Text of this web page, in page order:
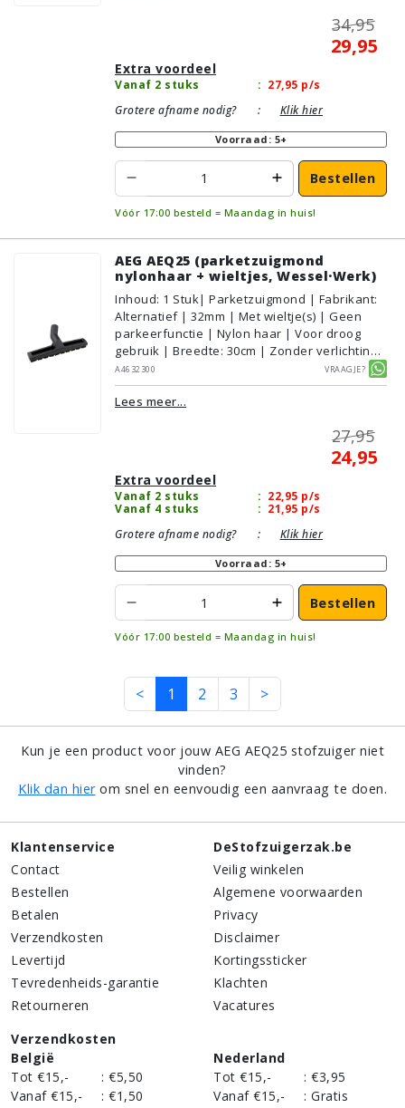
34,95
29,95
Extra voordeel
Vanaf 2 stuks : 27,95 p/s
Grotere afname nodig?
: Klik hier
Voorraad: 5+
Bestellen
Vóór 17:00 besteld = Maandag in huis!
AEG AEQ25 (parketzuigmond
nylonhaar + wieltjes, Wessel·Werk)
Inhoud: 1 Stuk| Parketzuigmond | Fabrikant:
Alternatief | 32mm | Met wieltje(s) | Geen
parkeerfunctie | Nylon haar | Voor droog
gebruik | Breedte: 30cm | Zonder verlichting |
Zonder kliksysteem | Zwart | Wessel·Werk |
Geschikt voor vloertype: Plavuizen/Tegels,
Parket/Laminaat, PVC/Vinyl
A4632300 Vraagje?
Lees meer...
27,95
24,95
Extra voordeel
Vanaf 2 stuks : 22,95 p/s
Vanaf 4 stuks
: 21,95 p/s
Grotere afname nodig?
: Klik hier
Voorraad: 5+
Bestellen
Vóór 17:00 besteld = Maandag in huis!
< 1 2 3 >
Kun je een product voor jouw AEG AEQ25 stofzuiger niet
vinden?
Klik dan hierom snel en eenvoudig een aanvraag te doen.
Klantenservice
Contact
Bestellen
Betalen
Verzendkosten
Levertijd
Tevredenheids-garantie
Retourneren
DeStofzuigerzak.be
Veilig winkelen
Algemene voorwaarden
Privacy
Disclaimer
Kortingssticker
Klachten
Vacatures
Verzendkosten
België
Tot €15,-
: €5,50
Vanaf €15,-
: €1,50
Nederland
Tot €15,-
: €3,95
Vanaf €15,-
: Gratis